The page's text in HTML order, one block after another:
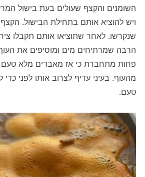
השומנים והקצף שעולים בעת בישול
ויש להוציא אותם בתחילת הבישול. הקצף
שנקרשו. לאחר שתוציאו אותם תקבלו
הרבה שמרתיחים מים ומוסיפים את
פחות מתחברת כי אז מאבדים מלא
מהעוף. בעיני עדיף לצרוב אותו לפני כדי
טעם.